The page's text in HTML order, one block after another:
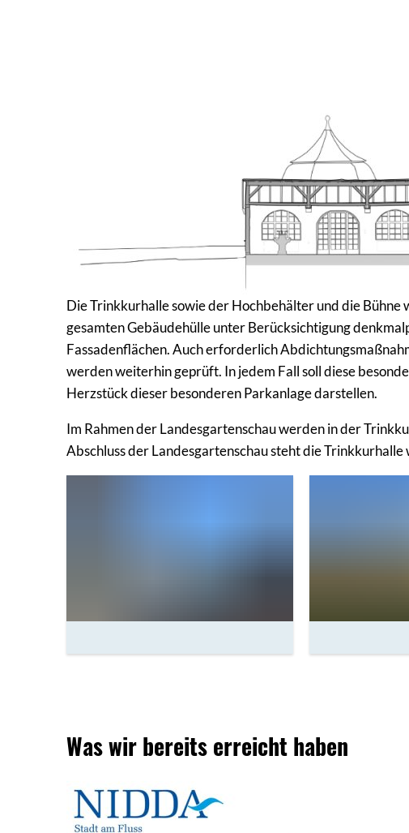
Die Trinkkurhalle sowie der Hochbehälter und die Bühne
gesamten Gebäudehülle unter Berücksichtigung
Fassadenflächen. Auch erforderlich
werden weiterhin geprüft. In jedem Fall soll diese
Herzstück dieser besonderen Parkanlage darstellen.
Im Rahmen der Landesgartenschau werden in der
Abschluss der Landesgartenschau steht die
Was wir bereits erreicht haben